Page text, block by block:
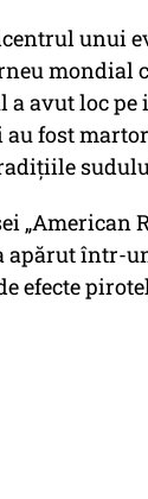
unui
mondial
a avut loc
fost
„American
apărut într-
efecte